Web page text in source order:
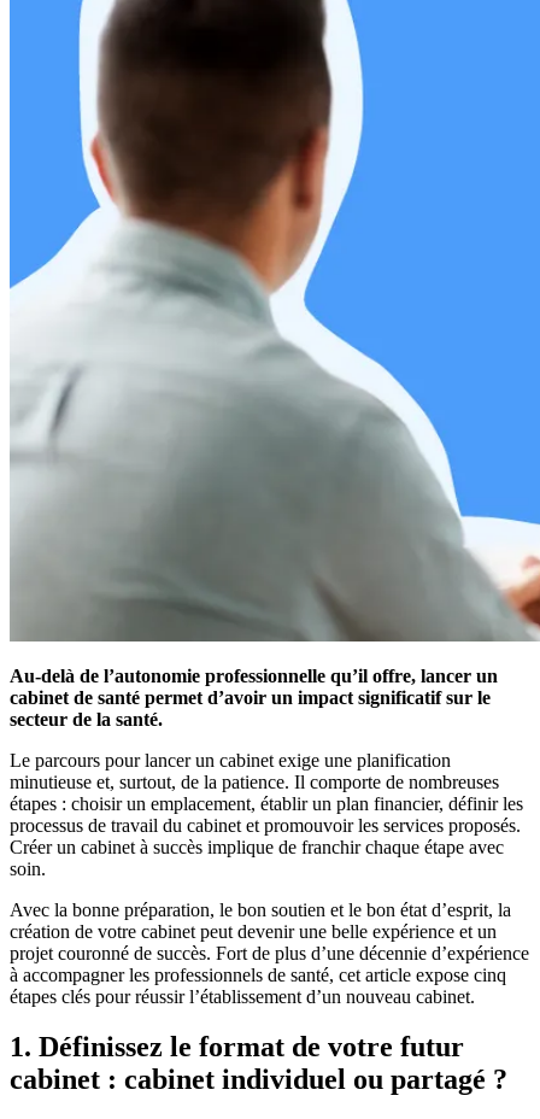
Au-delà de l’autonomie professionnelle qu’il offre, lancer un
cabinet de santé permet d’avoir un impact significatif sur le
secteur de la santé.
Le parcours pour lancer un cabinet exige une planification
minutieuse et, surtout, de la patience. Il comporte de nombreuses
étapes : choisir un emplacement, établir un plan financier, définir les
processus de travail du cabinet et promouvoir les services proposés.
Créer un cabinet à succès implique de franchir chaque étape avec
soin.
Avec la bonne préparation, le bon soutien et le bon état d’esprit, la
création de votre cabinet peut devenir une belle expérience et un
projet couronné de succès. Fort de plus d’une décennie d’expérience
à accompagner les professionnels de santé, cet article expose cinq
étapes clés pour réussir l’établissement d’un nouveau cabinet.
1. Définissez le format de votre futur
cabinet : cabinet individuel ou partagé ?